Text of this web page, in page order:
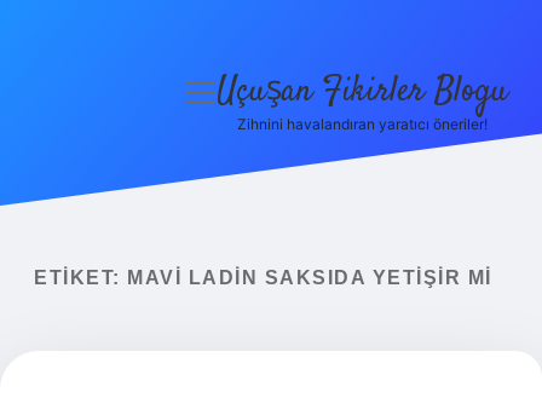
Yasal Uyarı
menüyü
Uçuşan Fikirler Blogu
Zihnini havalandıran yaratıcı öneriler!
ETIKET: MAVI LADIN SAKSIDA YETIŞIR MI